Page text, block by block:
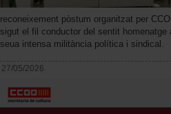
reconeixement pòstum organitzat per
sigut el fil conductor del sentit
seua intensa militància política i sindical.
27/05/2026